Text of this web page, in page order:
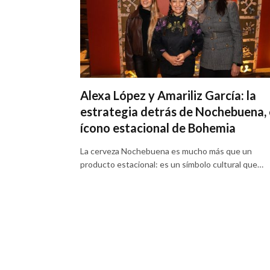
Alexa López y Amariliz García: la
estrategia detrás de Nochebuena,
ícono estacional de Bohemia
La cerveza Nochebuena es mucho más que un
producto estacional: es un símbolo cultural que…